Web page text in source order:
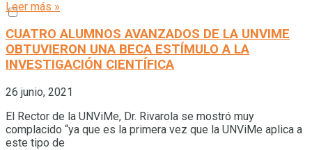
Leer más »
CUATRO ALUMNOS AVANZADOS DE LA UNVIME
OBTUVIERON UNA BECA ESTÍMULO A LA
INVESTIGACIÓN CIENTÍFICA
26 junio, 2021
El Rector de la UNViMe, Dr. Rivarola se mostró muy
complacido “ya que es la primera vez que la UNViMe aplica a
este tipo de